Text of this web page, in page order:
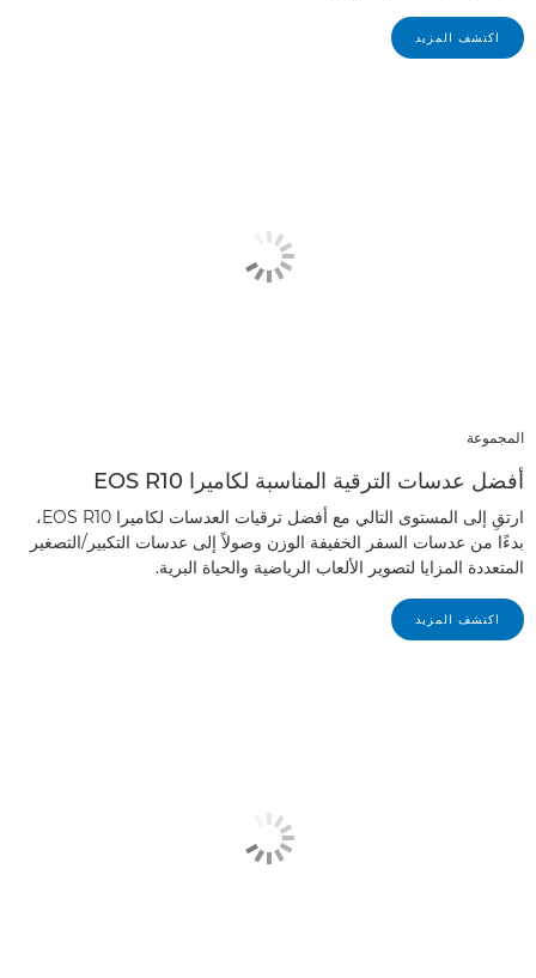
اكتشف المزيد
المجموعة
أفضل عدسات الترقية المناسبة لكاميرا EOS R10
ارتقِ إلى المستوى التالي مع أفضل ترقيات العدسات لكاميرا EOS R10،
بدءًا من عدسات السفر الخفيفة الوزن وصولاً إلى عدسات التكبير/التصغير
المتعددة المزايا لتصوير الألعاب الرياضية والحياة البرية.
اكتشف المزيد